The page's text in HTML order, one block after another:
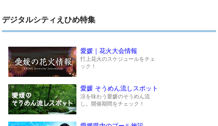
デジタルシティえひめ特集
愛媛｜花火大会情報
打上花火のスケジュールをチェ
ック！
愛媛 そうめん流しスポット
涼を味わう愛媛のそうめん流
し。開催期間をチェック！